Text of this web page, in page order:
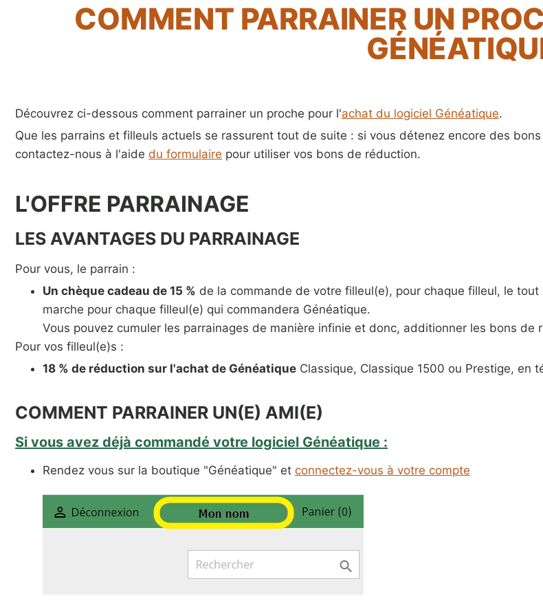
COMMENT PARRAINER UN
Découvrez ci-dessous comment parrainer un proche pour l'achat du logiciel Généatique.
Que les parrains et filleuls actuels se rassurent tout de suite : si vous détenez encore des
contactez-nous à l'aide du formulaire pour utiliser vos bons de réduction.
L'OFFRE PARRAINAGE
LES AVANTAGES DU PARRAINAGE
Pour vous, le parrain :
Un chèque cadeau de 15 % de la commande de votre filleul(e), pour chaque filleul, le
marche pour chaque filleul(e) qui commandera Généatique.
Vous pouvez cumuler les parrainages de manière infinie et donc, additionner les bons de
Pour vos filleul(e)s :
18 % de réduction sur l'achat de Généatique Classique, Classique 1500 ou Prestige, en
COMMENT PARRAINER UN(E) AMI(E)
Si vous avez déjà commandé votre logiciel Généatique :
Rendez vous sur la boutique "Généatique" et connectez-vous à votre compte